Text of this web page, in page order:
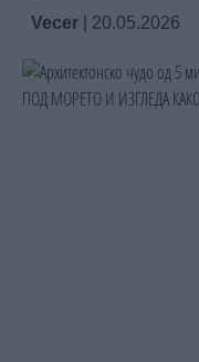
Vecer 20.05.2026